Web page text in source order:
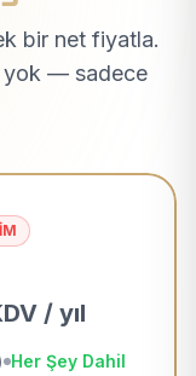
bir net fiyatla.
yok — sadece
/ yıl
Her Şey Dahil